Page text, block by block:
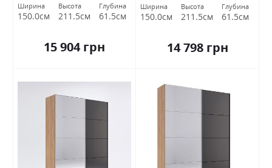
Ширина
150.0см
Высота
211.5см
Глубина
61.5см
15 904 грн
Ширина
150.0см
Высота
211.5см
Глубина
61.5см
14 798 грн